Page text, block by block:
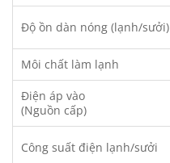
Độ ồn dàn nóng (lạnh/sưởi)
Môi chất làm lạnh
Điện áp vào
(Nguồn cấp)
Công suất điện lạnh/sưởi